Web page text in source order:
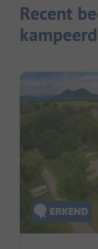
Recent